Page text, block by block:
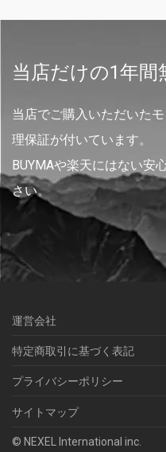
当店だけの1年間
当店でご購入いただいた
理保証が付いています。
BUYMAや楽天にはない安
さい。
運営会社
特定商取引に基づく表記
プライバシーポリシー
サイトマップ
© NEXEL International inc.